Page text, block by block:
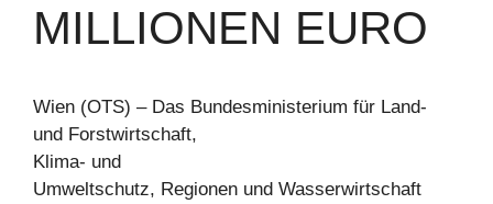
MILLIONEN EURO
Wien (OTS) – Das Bundesministerium für Land-
und Forstwirtschaft,
Klima- und
Umweltschutz, Regionen und Wasserwirtschaft